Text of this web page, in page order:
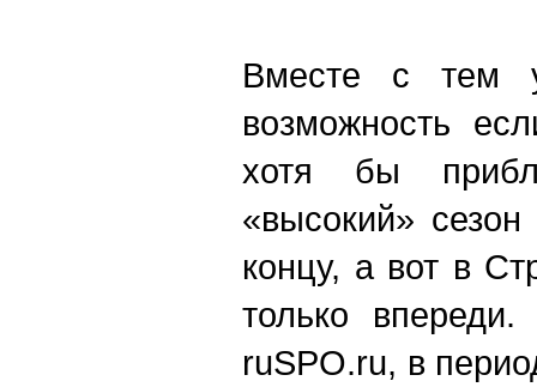
Вместе с тем
возможность
хотя бы
«высокий»
концу, а вот в
только
ruSPO.ru, в